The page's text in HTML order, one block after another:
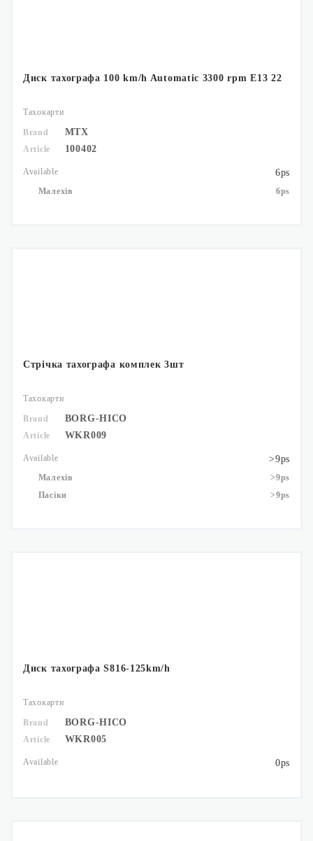
Диск тахографа 100 km/h Automatic 3300 rpm E13 22
Тахокарти
Brand MTX
Article 100402
Available 6ps
Малехів 6ps
Стрічка тахографа комплек 3шт
Тахокарти
Brand BORG-HICO
Article WKR009
Available >9ps
Малехів
>9ps
Пасіки
>9ps
Диск тахографа S816-125km/h
Тахокарти
Brand BORG-HICO
Article WKR005
Available 0ps